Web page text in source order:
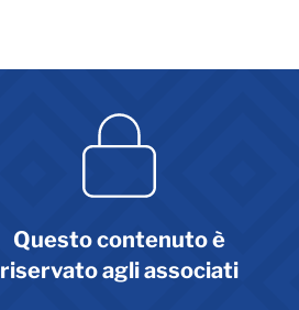
Questo contenuto è
riservato agli associati